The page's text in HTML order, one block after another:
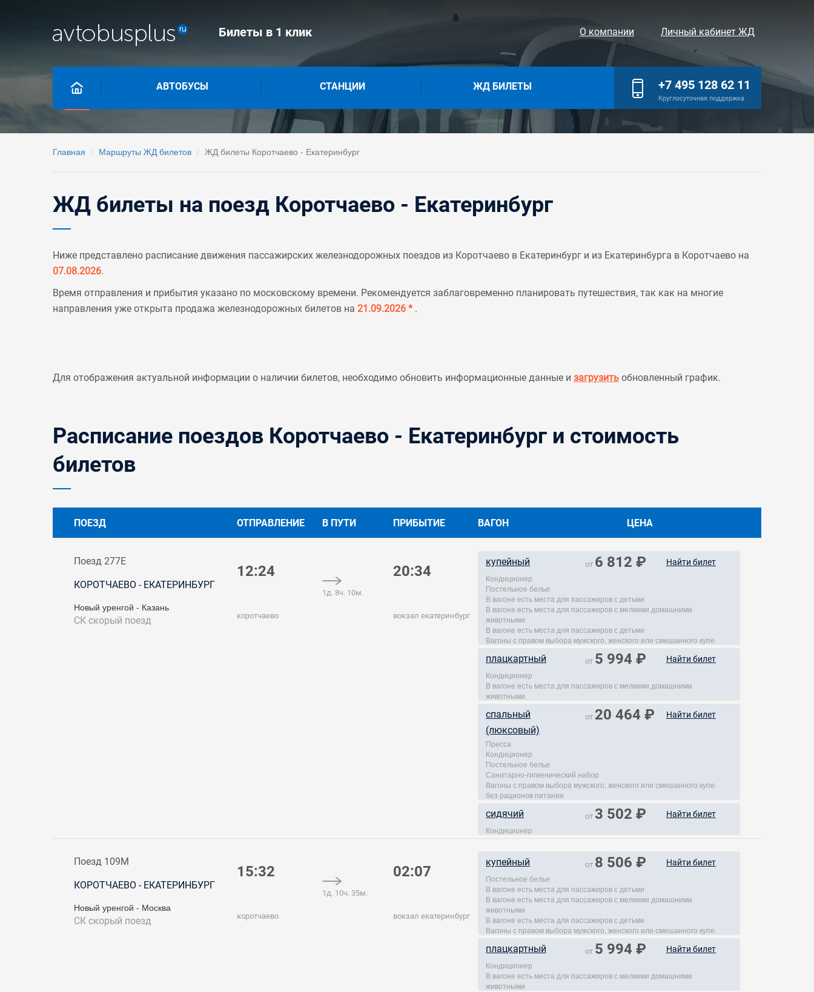
Билеты в 1 клик О компании Личный кабинет ЖД
АВТОБУСЫ СТАНЦИИ ЖД БИЛЕТЫ +7 495 128 62 11
Круглосуточная поддержка
Главная Маршруты ЖД билетов ЖД билеты Коротчаево - Екатеринбург
ЖД билеты на поезд Коротчаево - Екатеринбург
Ниже представлено расписание движения пассажирских железнодорожных поездов из Коротчаево в Екатеринбург и из Екатеринбурга в Коротчаево на
07.08.2026.
Время отправления и прибытия указано по московскому времени. Рекомендуется заблаговременно планировать путешествия, так как на многие
направления уже открыта продажа железнодорожных билетов на 21.09.2026 * .
Для отображения актуальной информации о наличии билетов, необходимо обновить информационные данные и загрузить обновленный график.
Расписание поездов Коротчаево - Екатеринбург и стоимость
билетов
ПОЕЗД ОТПРАВЛЕНИЕ В ПУТИ ПРИБЫТИЕ ВАГОН ЦЕНА
Поезд 277Е
КОРОТЧАЕВО - ЕКАТЕРИНБУРГ
Новый уренгой - Казань
СКскорый поезд
12:24
коротчаево
1д. 8ч. 10м.
20:34
вокзал екатеринбург
купейный от 6 812 ₽ Найти билет
Кондиционер
Постельное белье
В вагоне есть места для пассажиров с детьми
В вагоне есть места для пассажиров с мелкими домашними
животными
В вагоне есть места для пассажиров с детьми
Вагоны с правом выбора мужского, женского или смешанного купе.
плацкартный от 5 994 ₽ Найти билет
Кондиционер
В вагоне есть места для пассажиров с мелкими домашними
животными
спальный
(люксовый)
от 20 464 ₽ Найти билет
Пресса
Кондиционер
Постельное белье
Санитарно-гигиенический набор
Вагоны с правом выбора мужского, женского или смешанного купе.
без рационов питания
сидячий от3 502 ₽ Найти билет
Кондиционер
Поезд 109М
КОРОТЧАЕВО - ЕКАТЕРИНБУРГ
Новый уренгой - Москва
СКскорый поезд
15:32
коротчаево
1д. 10ч. 35м.
02:07
вокзал екатеринбург
купейный от 8 506 ₽ Найти билет
Постельное белье
В вагоне есть места для пассажиров с детьми
В вагоне есть места для пассажиров с мелкими домашними
животными
В вагоне есть места для пассажиров с детьми
Вагоны с правом выбора мужского, женского или смешанного купе.
плацкартный от 5 994 ₽ Найти билет
Кондиционер
В вагоне есть места для пассажиров с мелкими домашними
животными